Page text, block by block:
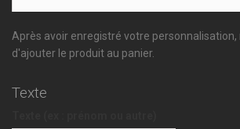
Après avoir enregistré votre personnalisation,
d'ajouter le produit au panier.
Texte